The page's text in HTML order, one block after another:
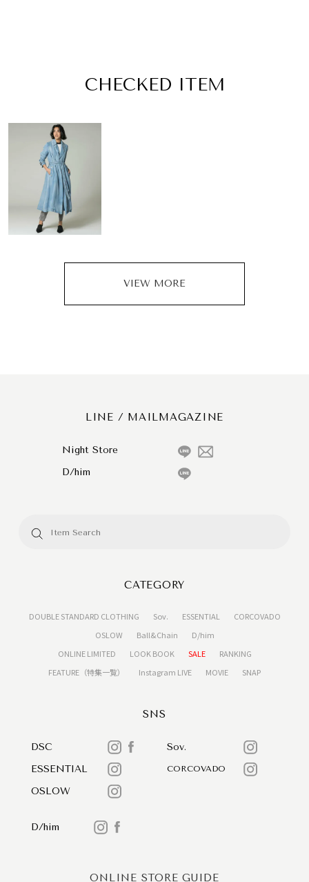
CHECKED ITEM
VIEW MORE
LINE / MAILMAGAZINE
Night Store
D/him
CATEGORY
DOUBLE STANDARD CLOTHING Sov. ESSENTIAL
CORCOVADO
OSLOW
Ball&Chain
D/him
ONLINE LIMITED
LOOK BOOK SALE
RANKING
FEATURE（特集一覧）
Instagram LIVE MOVIE SNAP
SNS
DSC
Sov.
ESSENTIAL
CORCOVADO
OSLOW
D/him
ONLINE STORE GUIDE